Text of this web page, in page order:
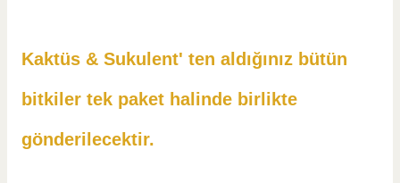
Kaktüs & Sukulent' ten aldığınız bütün
bitkiler tek paket halinde birlikte
gönderilecektir.